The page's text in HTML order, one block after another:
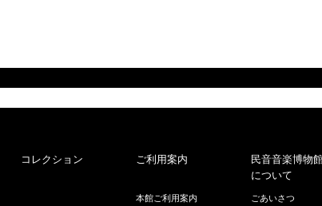
コレクション ご利用案内
本館ご利用案内
民音音楽博物
について
ごあいさつ